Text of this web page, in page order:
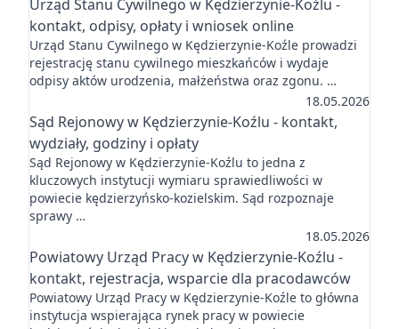
Urząd Stanu Cywilnego w Kędzierzynie-Koźlu -
kontakt, odpisy, opłaty i wniosek online
Urząd Stanu Cywilnego w Kędzierzynie-Koźle prowadzi
rejestrację stanu cywilnego mieszkańców i wydaje
odpisy aktów urodzenia, małżeństwa oraz zgonu. …
18.05.2026
Sąd Rejonowy w Kędzierzynie-Koźlu - kontakt,
wydziały, godziny i opłaty
Sąd Rejonowy w Kędzierzynie-Koźlu to jedna z
kluczowych instytucji wymiaru sprawiedliwości w
powiecie kędzierzyńsko-kozielskim. Sąd rozpoznaje
sprawy …
18.05.2026
Powiatowy Urząd Pracy w Kędzierzynie-Koźlu -
kontakt, rejestracja, wsparcie dla pracodawców
Powiatowy Urząd Pracy w Kędzierzynie-Koźle to główna
instytucja wspierająca rynek pracy w powiecie